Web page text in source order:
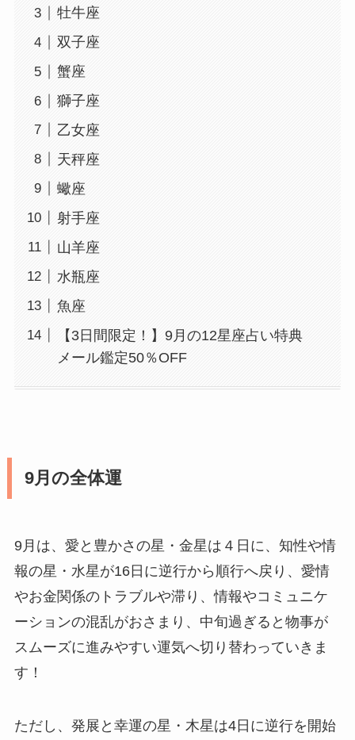
牡牛座
双子座
蟹座
獅子座
乙女座
天秤座
蠍座
射手座
山羊座
水瓶座
魚座
【3日間限定！】9月の12星座占い特典
メール鑑定50％OFF
9月の全体運
9月は、愛と豊かさの星・金星は４日に、知性や情
報の星・水星が16日に逆行から順行へ戻り、愛情
やお金関係のトラブルや滞り、情報やコミュニケ
ーションの混乱がおさまり、中旬過ぎると物事が
スムーズに進みやすい運気へ切り替わっていきま
す！
ただし、発展と幸運の星・木星は4日に逆行を開始